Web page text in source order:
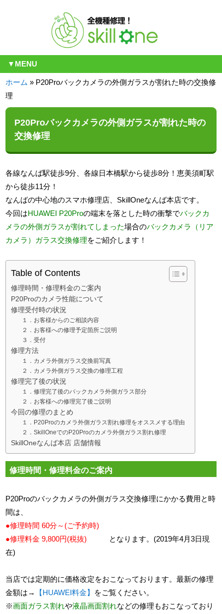
▼MENU
ホーム » P20Proバックカメラの外側ガラスが割れた時の交換修
理
P20Proバックカメラの外側ガラスが割れた時の
交換修理
各線なんば駅徒歩9分、各線日本橋駅から徒歩8分！恵美須町駅
から徒歩11分！
なんばの中心地のスマホ修理店、SkillOneなんば本店です。
今回はHUAWEI P20Proの端末を落とした時の衝撃でバックカ
メラの外側ガラスが割れてしまった場合のバックカメラ（リア
カメラ）ガラス交換修理をご紹介します！
Table of Contents
修理時間・修理料金のご案内
P20Proのカメラ性能について
修理受付時の状況
１．お客様からのご相談内容
２．お客様への修理予定箇所ご説明
３．受付
修理方法
１．カメラ外側ガラス交換前写真
２．カメラ外側ガラス交換の修理工程
修理完了後の状況
１．修理完了後のバックカメラ外側ガラス部分
２．お客様への修理完了後ご説明
今回の修理のまとめ
１．P20Proのカメラ外側ガラス割れ修理をオススメする理由
２．SkillOneでのP20Proのカメラ外側ガラス割れ修理
SkillOneなんば本店 店舗情報
修理時間・修理料金のご案内
P20Proのバックカメラの外側ガラス交換修理にかかる費用と時
間は、
●修理時間 60分～(ご予約時)
●修理料金 9,800円(税抜)
となります。(2019年4月3日現
在)
当店では定期的に価格改定をおこなっております。最新の修理
金額は→
【HUAWEI料金】
をご覧ください。
※画面ガラス割れや液晶画面割れなどの修理もおこなっており